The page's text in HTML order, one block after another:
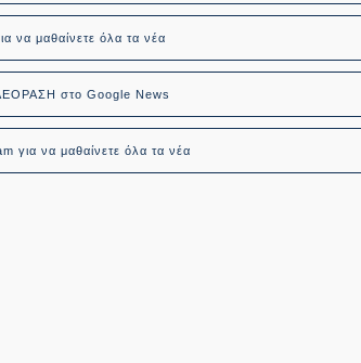
να μαθαίνετε όλα τα νέα
στο Google News
για να μαθαίνετε όλα τα νέα